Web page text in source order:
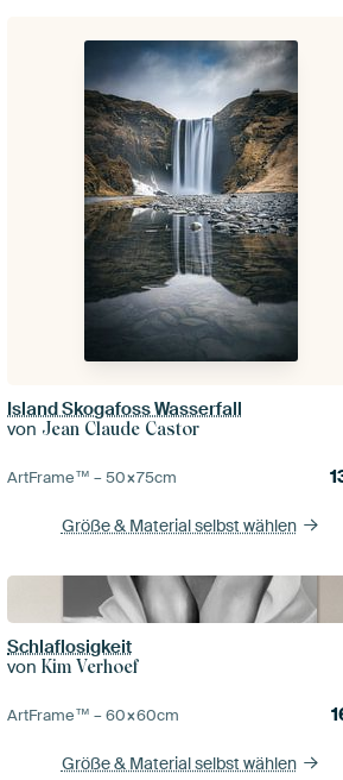
Island Skogafoss Wasserfall
von Jean Claude Castor
ArtFrame™ –50×75cm
Größe & Material selbst wählen
Schlaflosigkeit
vonKim Verhoef
ArtFrame™ –60×60cm
Größe & Material selbst wählen